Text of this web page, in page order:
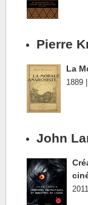
Pierre
La
1889
John